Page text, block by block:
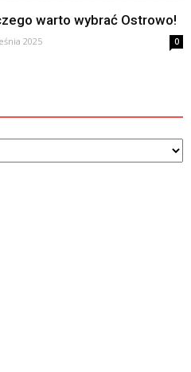
warto wybrać Ostrowo!
2025 0